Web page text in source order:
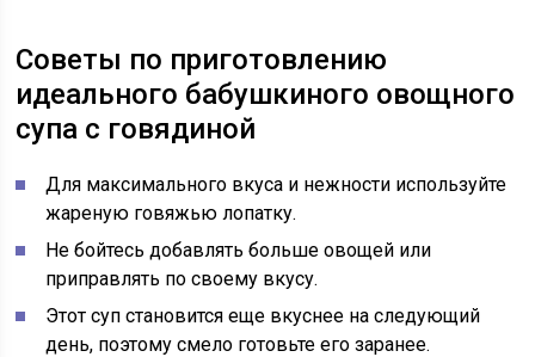
Советы по приготовлению
идеального бабушкиного овощного
супа с говядиной
Для максимального вкуса и нежности используйте
жареную говяжью лопатку.
Не бойтесь добавлять больше овощей или
приправлять по своему вкусу.
Этот суп становится еще вкуснее на следующий
день, поэтому смело готовьте его заранее.